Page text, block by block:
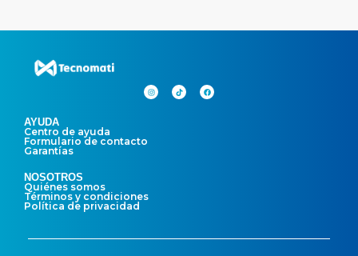
AYUDA
Centro de ayuda
Formulario de contacto
Garantías
NOSOTROS
Quiénes somos
Términos y condiciones
Política de privacidad